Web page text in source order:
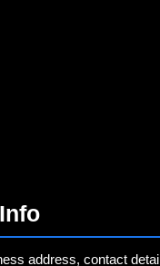
address, contact